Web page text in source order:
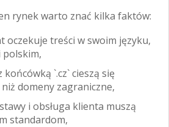
rynek warto znać kilka faktów:
oczekuje treści w swoim języku,
polskim,
`.cz` cieszą się
domeny zagraniczne,
i obsługa klienta muszą
standardom,